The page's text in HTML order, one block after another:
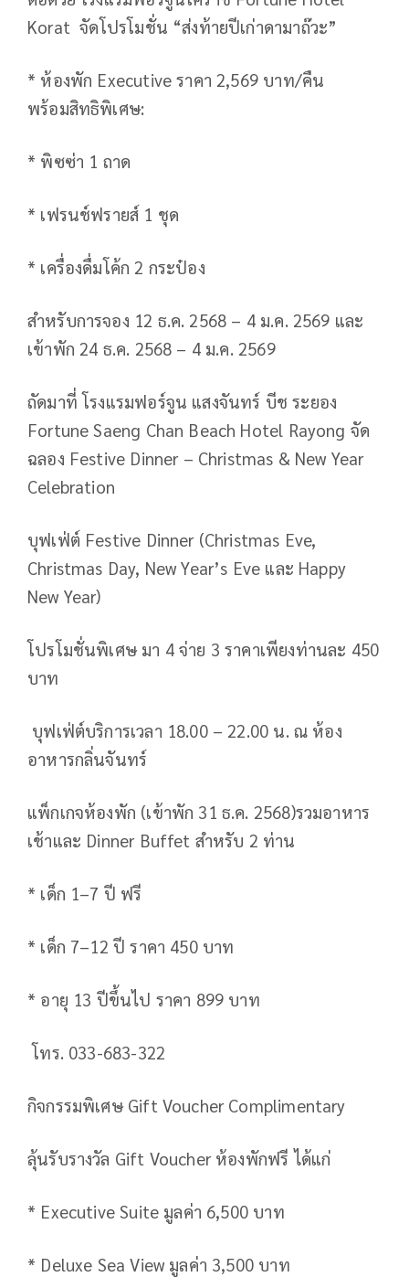
Korat จัดโปรโมชั่น “ส่งท้ายปีเก่าดามาถ๊วะ”
* ห้องพัก Executive ราคา 2,569 บาท/คืน
พร้อมสิทธิพิเศษ:
* พิซซ่า 1 ถาด
* เฟรนช์ฟรายส์ 1 ชุด
* เครื่องดื่มโค้ก 2 กระป๋อง
สำหรับการจอง 12 ธ.ค. 2568 – 4 ม.ค. 2569 และ
เข้าพัก 24 ธ.ค. 2568 – 4 ม.ค. 2569
ถัดมาที่ โรงแรมฟอร์จูน แสงจันทร์ บีช ระยอง
Fortune Saeng Chan Beach Hotel Rayong จัด
ฉลอง Festive Dinner – Christmas & New Year
Celebration
บุฟเฟ่ต์ Festive Dinner (Christmas Eve,
Christmas Day, New Year’s Eve และ Happy
New Year)
โปรโมชั่นพิเศษ มา 4 จ่าย 3 ราคาเพียงท่านละ 450
บาท
บุฟเฟ่ต์บริการเวลา 18.00 – 22.00 น. ณ ห้อง
อาหารกลิ่นจันทร์
แพ็กเกจห้องพัก (เข้าพัก 31 ธ.ค. 2568)รวมอาหาร
เช้าและ Dinner Buffet สำหรับ 2 ท่าน
* เด็ก 1–7 ปี ฟรี
* เด็ก 7–12 ปี ราคา 450 บาท
* อายุ 13 ปีขึ้นไป ราคา 899 บาท
โทร. 033-683-322
กิจกรรมพิเศษ Gift Voucher Complimentary
ลุ้นรับรางวัล Gift Voucher ห้องพักฟรี ได้แก่
* Executive Suite มูลค่า 6,500 บาท
* Deluxe Sea View มูลค่า 3,500 บาท